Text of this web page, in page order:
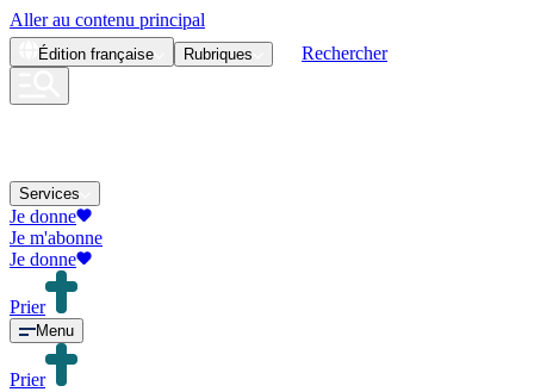
Aller au contenu principal
Édition française Rubriques Rechercher
Services
Je donne
Je m'abonne
Je donne
Prier
Menu
Prier